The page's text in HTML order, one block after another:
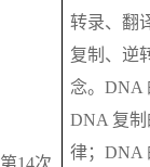
第14次
转录、翻
复制、逆
念。 DNA
DNA 复
律； DNA